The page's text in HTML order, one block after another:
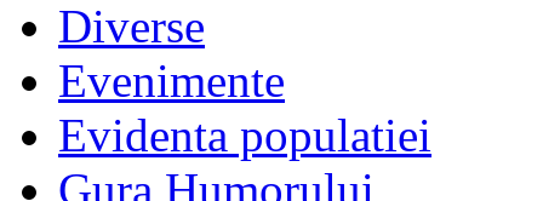
Diverse
Evenimente
Evidenta populatiei
Gura Humorului